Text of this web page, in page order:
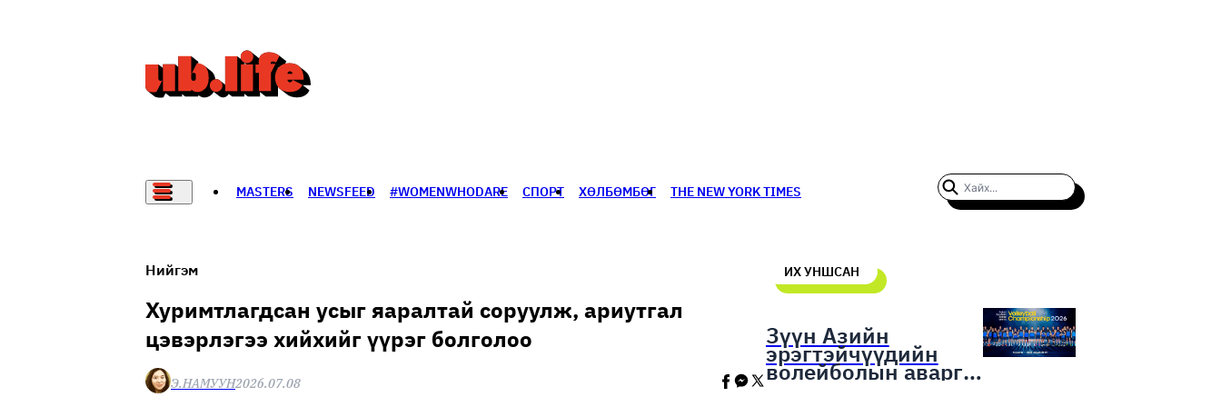
MASTERS NEWSFEED #WOMENWHODARE СПОРТ ХӨЛБӨМБӨГ THE NEW YORK TIMES
Нийгэм
Хуримтлагдсан усыг яаралтай соруулж, ариутгал
цэвэрлэгээ хийхийг үүрэг болголоо
Э.НАМУУН2026.07.08
ИХ УНШСАН
Зүүн Азийн
эрэгтэйчүүдийн
волейболын аварга
шалгаруулах